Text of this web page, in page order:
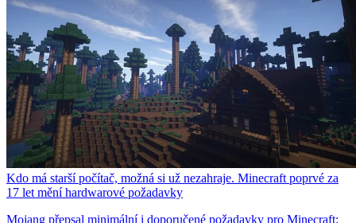
Kdo má starší počítač, možná si už nezahraje. Minecraft poprvé za
17 let mění hardwarové požadavky
Mojang přepsal minimální i doporučené požadavky pro Minecraft: